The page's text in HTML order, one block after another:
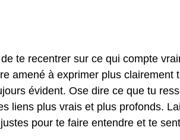
te recentrer sur ce qui compte
amené à exprimer plus clairement
évident. Ose dire ce que tu
liens plus vrais et plus profonds.
pour te faire entendre et te